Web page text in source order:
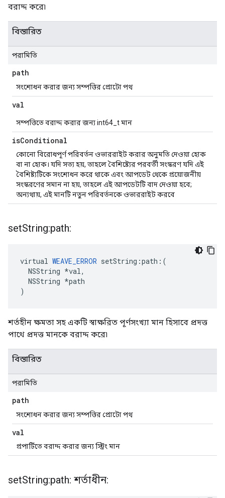
বরাদ্দ করে৷
বিস্তারিত
পরামিতি
path
সংশোধন করার জন্য সম্পত্তির প্রোটো পথ
val
সম্পত্তিতে বরাদ্দ করার জন্য int64_t মান
isConditional
কোনো বিরোধপূর্ণ পরিবর্তন ওভাররাইট করার অনুমতি দেওয়া হোক
বা না হোক। যদি সত্য হয়, তাহলে বৈশিষ্ট্যের পরবর্তী সংস্করণ যদি এই
বৈশিষ্ট্যটিকে সংশোধন করে থাকে এবং আপডেট থেকে প্রয়োজনীয়
সংস্করণের সমান না হয়, তাহলে এই আপডেটটি বাদ দেওয়া হবে;
অন্যথায়, এই মানটি নতুন পরিবর্তনকে ওভাররাইট করবে
setString:path:
virtual WEAVE_ERROR setString:path:(
  NSString *val,
  NSString *path
)
শর্তহীন ক্ষমতা সহ একটি স্বাক্ষরিত পূর্ণসংখ্যা মান হিসাবে প্রদত্ত
পাথে প্রদত্ত মানকে বরাদ্দ করে৷
বিস্তারিত
পরামিতি
path
সংশোধন করার জন্য সম্পত্তির প্রোটো পথ
val
প্রপার্টিতে বরাদ্দ করার জন্য স্ট্রিং মান
setString:path: শর্তাধীন: